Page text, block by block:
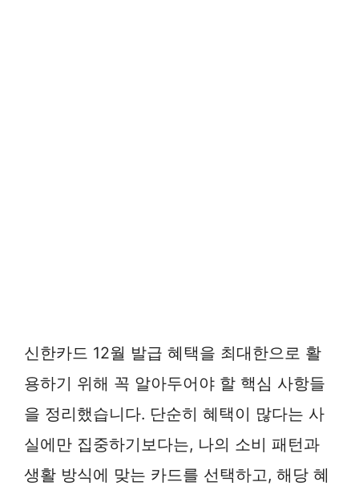
신한카드 12월 발급 혜택을 최대한으로 활
용하기 위해 꼭 알아두어야 할 핵심 사항들
을 정리했습니다. 단순히 혜택이 많다는 사
실에만 집중하기보다는, 나의 소비 패턴과
생활 방식에 맞는 카드를 선택하고, 해당 혜